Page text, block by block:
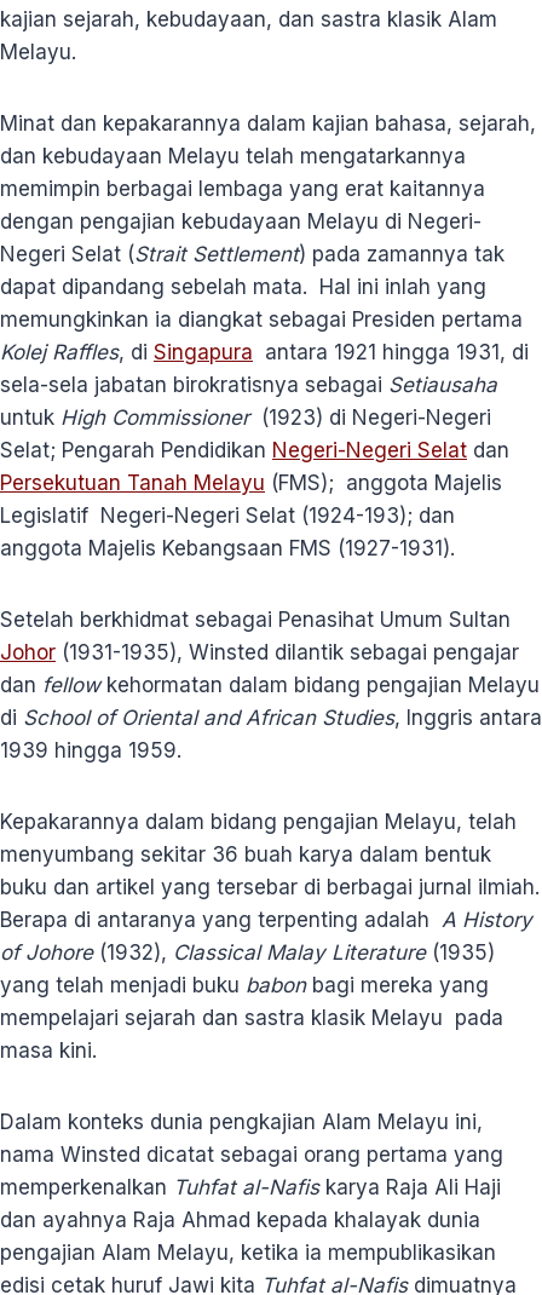
kajian sejarah, kebudayaan, dan sastra klasik Alam
Melayu.
Minat dan kepakarannya dalam kajian bahasa, sejarah,
dan kebudayaan Melayu telah mengatarkannya
memimpin berbagai lembaga yang erat kaitannya
dengan pengajian kebudayaan Melayu di Negeri-
Negeri Selat (Strait Settlement) pada zamannya tak
dapat dipandang sebelah mata. Hal ini inlah yang
memungkinkan ia diangkat sebagai Presiden pertama
Kolej Raffles, di Singapura antara 1921 hingga 1931, di
sela-sela jabatan birokratisnya sebagai Setiausaha
untuk High Commissioner(1923) di Negeri-Negeri
Selat; Pengarah Pendidikan Negeri-Negeri Selat dan
Persekutuan Tanah Melayu (FMS); anggota Majelis
Legislatif Negeri-Negeri Selat (1924-193); dan
anggota Majelis Kebangsaan FMS (1927-1931).
Setelah berkhidmat sebagai Penasihat Umum Sultan
Johor (1931-1935), Winsted dilantik sebagai pengajar
dan fellowkehormatan dalam bidang pengajian Melayu
di School of Oriental and African Studies, Inggris antara
1939 hingga 1959.
Kepakarannya dalam bidang pengajian Melayu, telah
menyumbang sekitar 36 buah karya dalam bentuk
buku dan artikel yang tersebar di berbagai jurnal ilmiah.
Berapa di antaranya yang terpenting adalah A History
of Johore (1932), Classical Malay Literature(1935)
yang telah menjadi buku babonbagi mereka yang
mempelajari sejarah dan sastra klasik Melayu pada
masa kini.
Dalam konteks dunia pengkajian Alam Melayu ini,
nama Winsted dicatat sebagai orang pertama yang
memperkenalkan Tuhfat al-Nafiskarya Raja Ali Haji
dan ayahnya Raja Ahmad kepada khalayak dunia
pengajian Alam Melayu, ketika ia mempublikasikan
edisi cetak huruf Jawi kita Tuhfat al-Nafis dimuatnya